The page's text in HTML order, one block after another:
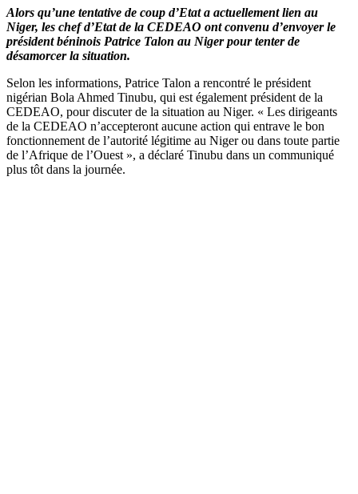
Alors qu’une tentative de coup d’Etat a actuellement lien au
Niger, les chef d’Etat de la CEDEAO ont convenu d’envoyer le
président béninois Patrice Talon au Niger pour tenter de
désamorcer la situation.
Selon les informations, Patrice Talon a rencontré le président
nigérian Bola Ahmed Tinubu, qui est également président de la
CEDEAO, pour discuter de la situation au Niger. « Les dirigeants
de la CEDEAO n’accepteront aucune action qui entrave le bon
fonctionnement de l’autorité légitime au Niger ou dans toute partie
de l’Afrique de l’Ouest », a déclaré Tinubu dans un communiqué
plus tôt dans la journée.